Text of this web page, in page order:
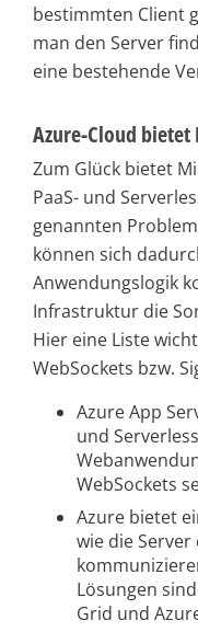
bestimmten Client
man den Server
eine bestehende
Azure-Cloud bietet
Zum Glück bietet
PaaS- und
genannten
können sich
Anwendungslogik
Infrastruktur die
Hier eine Liste
WebSockets bzw.
Azure App
und
WebSockets
Azure bietet
wie die
Lösungen
Grid und